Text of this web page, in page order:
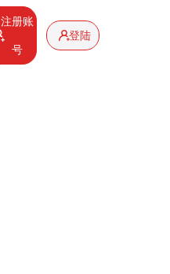
注册账
号
登陆